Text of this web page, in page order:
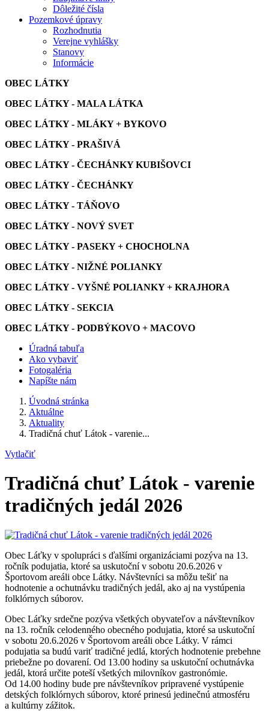
Dôležité čísla
Pozemkové úpravy
Rozhodnutia
Verejne vyhlášky
Stanovy
Informácie
OBEC LÁTKY
OBEC LÁTKY - MALA LÁTKA
OBEC LÁTKY - MLÁKY + BYKOVO
OBEC LÁTKY - PRAŠIVÁ
OBEC LÁTKY - ČECHÁNKY KUBIŠOVCI
OBEC LÁTKY - ČECHÁNKY
OBEC LÁTKY - TÁŇOVO
OBEC LÁTKY - NOVÝ SVET
OBEC LÁTKY - PASEKY + CHOCHOLNA
OBEC LÁTKY - NIŽNÉ POLIANKY
OBEC LÁTKY - VYŠNÉ POLIANKY + KRAJHORA
OBEC LÁTKY - SEKCIA
OBEC LÁTKY - PODBÝKOVO + MACOVO
Úradná tabuľa
Ako vybaviť
Fotogaléria
Napíšte nám
Úvodná stránka
Aktuálne
Aktuality
Tradičná chuť Látok - varenie...
Vytlačiť
Tradičná chuť Látok - varenie
tradičných jedál 2026
Obec Láťky v spolupráci s ďalšími organizáciami pozýva na 13.
ročník podujatia, ktoré sa uskutoční v sobotu 20.6.2026 v
Športovom areáli obce Látky. Návštevníci sa môžu tešiť na
hodnotenie a ochutnávku tradičných jedál, ako aj na vystúpenia
folklórnych súborov.
Obec Láťky srdečne pozýva všetkých obyvateľov a návštevníkov
na 13. ročník celodenného obecného podujatia, ktoré sa uskutoční
v sobotu 20.6.2026 v Športovom areáli obce Látky. V rámci
podujatia sa budú variť tradičné jedlá, ktorých hodnotenie prebehne
priebežne po dovarení. Od 13.00 hodiny sa uskutoční ochutnávka
jedál, ktorá určite poteší všetkých milovníkov gastronómie.
Od 14.00 hodiny bude pre návštevníkov pripravené vystúpenie
detských folklórnych súborov, ktoré prinesú jedinečnú atmosféru
a kultúrny zážitok.